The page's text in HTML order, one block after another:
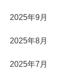
2025年9月
2025年8月
2025年7月